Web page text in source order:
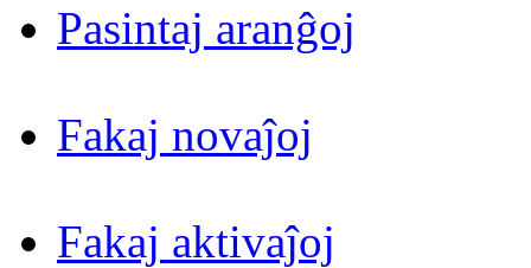
Pasintaj aranĝoj
Fakaj novaĵoj
Fakaj aktivaĵoj